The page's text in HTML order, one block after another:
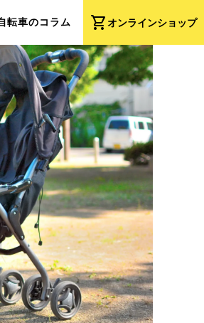
shopping_cartオンラインショップ
転車のコラム